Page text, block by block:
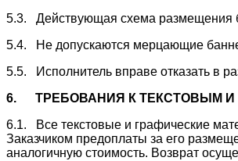
5.3. Действующая схема размещения
5.4. Не допускаются мерцающие
5.5. Исполнитель вправе отказать в
6.
ТРЕБОВАНИЯ К ТЕКСТОВЫМ
6.1. Все текстовые и графические
Заказчиком предоплаты за его
аналогичную стоимость. Возврат